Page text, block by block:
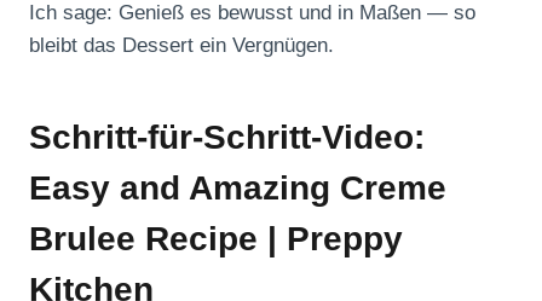
Ich sage: Genieß es bewusst und in Maßen — so
bleibt das Dessert ein Vergnügen.
Schritt-für-Schritt-Video:
Easy and Amazing Creme
Brulee Recipe | Preppy
Kitchen